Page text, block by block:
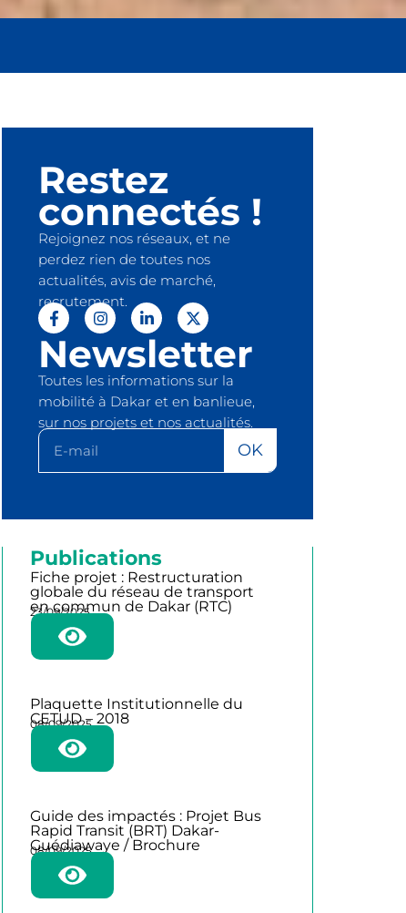
Restez
connectés !
Rejoignez nos réseaux, et ne
perdez rien de toutes nos
actualités, avis de marché,
recrutement.
Newsletter
Toutes les informations sur la
mobilité à Dakar et en banlieue,
sur nos projets et nos actualités.
OK
Publications
Fiche projet : Restructuration
globale du réseau de transport
en commun de Dakar (RTC)
23/09/2025
Plaquette Institutionnelle du
CETUD – 2018
08/09/2025
Guide des impactés : Projet Bus
Rapid Transit (BRT) Dakar-
Guédiawaye / Brochure
08/09/2025